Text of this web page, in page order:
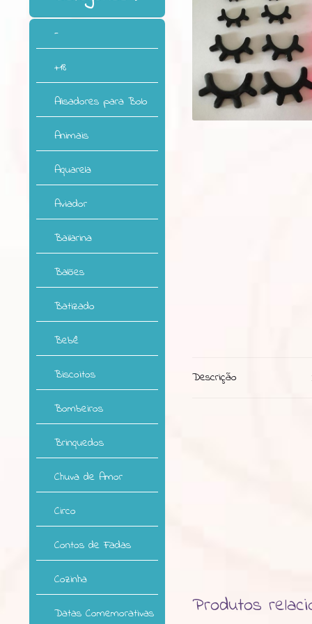
Descrição
Produtos
-
+18
Alisadores para Bolo
Animais
Aquarela
Aviador
Bailarina
Balões
Batizado
Bebê
Biscoitos
Bombeiros
Brinquedos
Chuva de Amor
Circo
Contos de Fadas
Cozinha
Datas Comemorativas